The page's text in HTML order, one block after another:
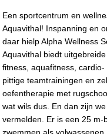
Een sportcentrum en
Aquavithal! Inspanning en
daar hielp Alpha Wellness
Aquavithal biedt
fitness, aquafitness,
pittige teamtrainingen en
oefentherapie met
wat wils dus. En dan zijn
vermelden. Er is een 25
zwemmen als